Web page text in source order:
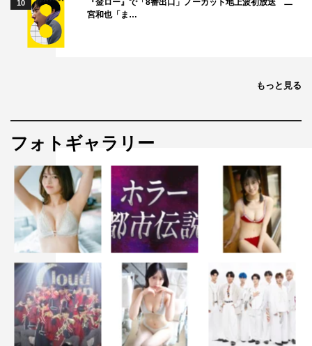
10
宮和也「ま…
もっと見る
フォトギャラリー